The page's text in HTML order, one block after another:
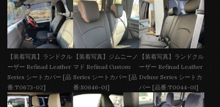
【装着写真】ランドクル
ーザー Refinad Leather
Series シートカバー [品
番:T0673-02]
【装着写真】ジムニーノ
マド Refinad Custom
Series シートカバー [品
番:S0646-01]
【装着写真】ランドクル
ーザー Refinad Leather
Deluxe Series シートカ
バー [品番:T0044-01]